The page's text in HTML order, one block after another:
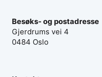
Besøks- og postadresse
Gjerdrums vei 4
0484 Oslo